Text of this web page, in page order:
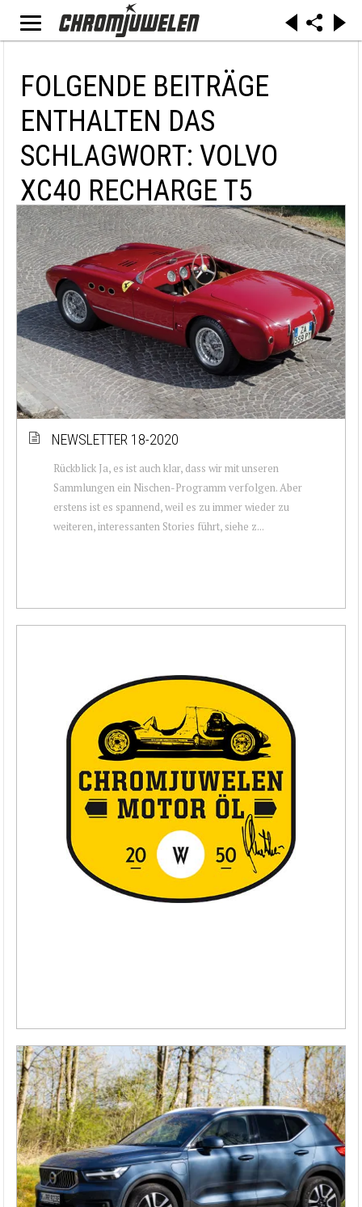
FOLGENDE BEITRÄGE
ENTHALTEN DAS
SCHLAGWORT: VOLVO
XC40 RECHARGE T5
NEWSLETTER 18-2020
Rückblick Ja, es ist auch klar, dass wir mit unseren
Sammlungen ein Nischen-Programm verfolgen. Aber
erstens ist es spannend, weil es zu immer wieder zu
weiteren, interessanten Stories führt, siehe z...